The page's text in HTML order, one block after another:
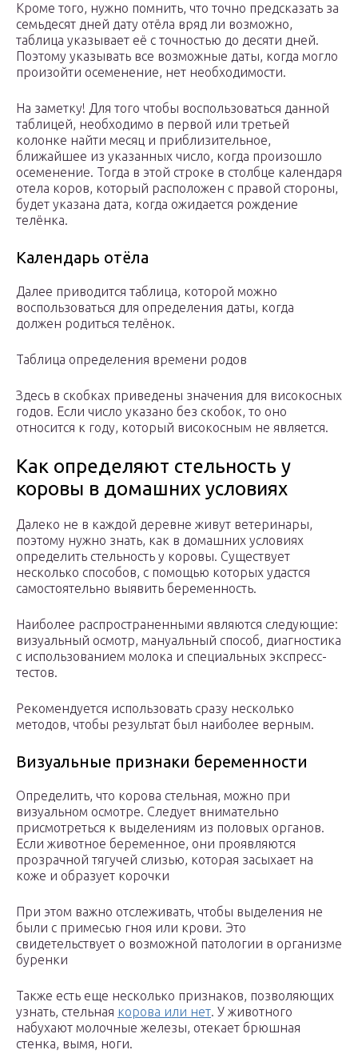
Кроме того, нужно помнить, что точно предсказать за
семьдесят дней дату отёла вряд ли возможно,
таблица указывает её с точностью до десяти дней.
Поэтому указывать все возможные даты, когда могло
произойти осеменение, нет необходимости.
На заметку! Для того чтобы воспользоваться данной
таблицей, необходимо в первой или третьей
колонке найти месяц и приблизительное,
ближайшее из указанных число, когда произошло
осеменение. Тогда в этой строке в столбце календаря
отела коров, который расположен с правой стороны,
будет указана дата, когда ожидается рождение
телёнка.
Календарь отёла
Далее приводится таблица, которой можно
воспользоваться для определения даты, когда
должен родиться телёнок.
Таблица определения времени родов
Здесь в скобках приведены значения для високосных
годов. Если число указано без скобок, то оно
относится к году, который високосным не является.
Как определяют стельность у
коровы в домашних условиях
Далеко не в каждой деревне живут ветеринары,
поэтому нужно знать, как в домашних условиях
определить стельность у коровы. Существует
несколько способов, с помощью которых удастся
самостоятельно выявить беременность.
Наиболее распространенными являются следующие:
визуальный осмотр, мануальный способ, диагностика
с использованием молока и специальных экспресс-
тестов.
Рекомендуется использовать сразу несколько
методов, чтобы результат был наиболее верным.
Визуальные признаки беременности
Определить, что корова стельная, можно при
визуальном осмотре. Следует внимательно
присмотреться к выделениям из половых органов.
Если животное беременное, они проявляются
прозрачной тягучей слизью, которая засыхает на
коже и образует корочки
При этом важно отслеживать, чтобы выделения не
были с примесью гноя или крови. Это
свидетельствует о возможной патологии в организме
буренки
Также есть еще несколько признаков, позволяющих
узнать, стельная корова или нет. У животного
набухают молочные железы, отекает брюшная
стенка, вымя, ноги.